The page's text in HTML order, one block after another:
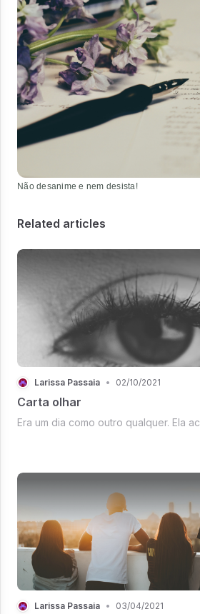
Não desanime e nem desista!
Related articles
Larissa Passaia • 02/10/2021
Carta olhar
Era um dia como outro qualquer. Ela
Larissa Passaia • 03/04/2021